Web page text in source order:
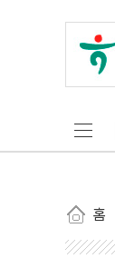
홈